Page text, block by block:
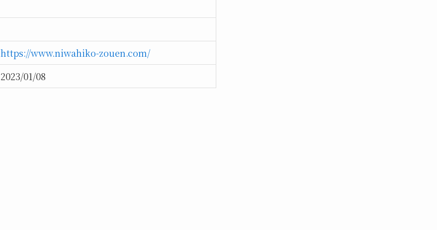
https://www.niwahiko-zouen.com/
2023/01/08